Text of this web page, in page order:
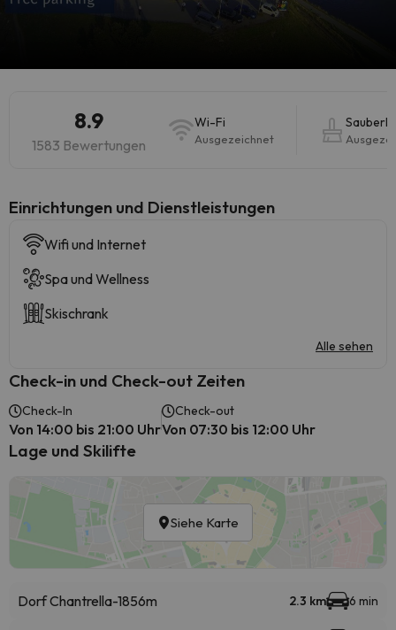
8.9
1583 Bewertungen
Wi-Fi
Ausgezeichnet
​Einrichtungen und Dienstleistungen
Wifi und Internet
Spa und Wellness
Skischrank
Alle sehen
Check-in und Check-out Zeiten
Check-In
Von 14:00 bis 21:00 Uhr
Check-out
Von 07:30 bis 12:00 Uhr
Lage und Skilifte
Siehe Karte
Dorf Chantrella-1856m 2.3 km 6 min